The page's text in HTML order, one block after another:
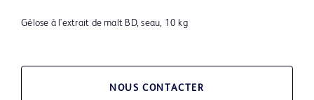
Gélose à l'extrait de malt BD, seau, 10 kg
NOUS CONTACTER